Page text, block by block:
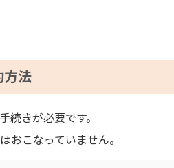
方法
続きが必要です。
おこなっていません。